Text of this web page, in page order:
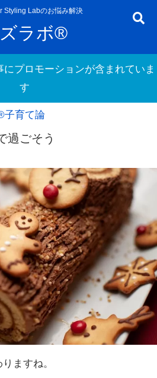
Styling Labのお悩み解決
ラボ®
プロモーションが含まれていま
す
子育て論
過ごそう
ますね。